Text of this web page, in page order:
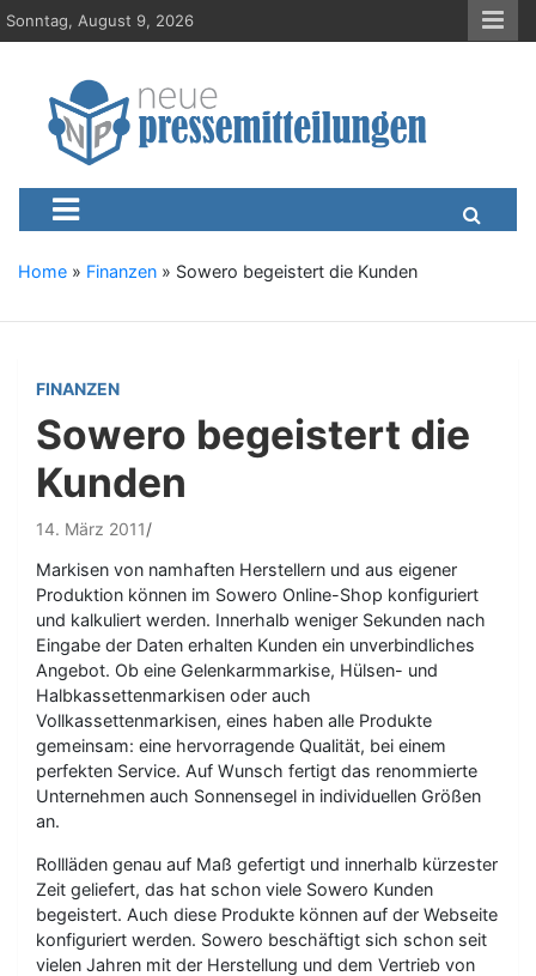
S
k
Sonntag, August 9, 2026
Neue-
Presseportal, Nachrichten, News, Meldungen, Wirtschaft
Home » Finanzen » Sowero begeistert die Kunden
FINANZEN
Sowero begeistert die
Kunden
14. März 2011
Markisen von namhaften Herstellern und aus eigener
Produktion können im Sowero Online-Shop konfiguriert
und kalkuliert werden. Innerhalb weniger Sekunden nach
Eingabe der Daten erhalten Kunden ein unverbindliches
Angebot. Ob eine Gelenkarmmarkise, Hülsen- und
Halbkassettenmarkisen oder auch
Vollkassettenmarkisen, eines haben alle Produkte
gemeinsam: eine hervorragende Qualität, bei einem
perfekten Service. Auf Wunsch fertigt das renommierte
Unternehmen auch Sonnensegel in individuellen Größen
an.
Rollläden genau auf Maß gefertigt und innerhalb kürzester
Zeit geliefert, das hat schon viele Sowero Kunden
begeistert. Auch diese Produkte können auf der Webseite
konfiguriert werden. Sowero beschäftigt sich schon seit
vielen Jahren mit der Herstellung und dem Vertrieb von